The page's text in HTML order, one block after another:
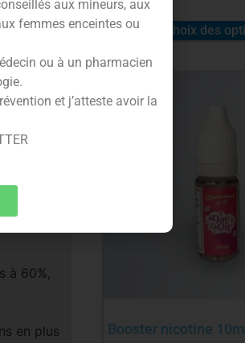
à 60%,
en plus
Choix des
Booster nicotine
aux mineurs, aux
femmes enceintes ou
ou à un pharmacien
et j’atteste avoir la